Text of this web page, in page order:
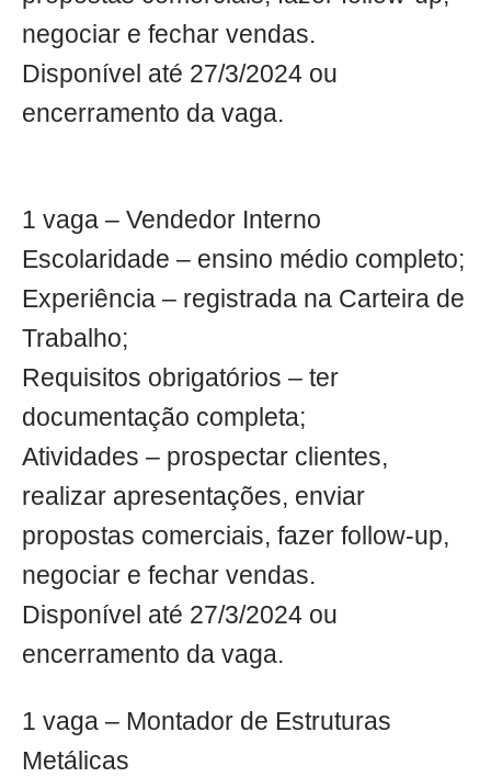
negociar e fechar vendas.
Disponível até 27/3/2024 ou
encerramento da vaga.
1 vaga – Vendedor Interno
Escolaridade – ensino médio completo;
Experiência – registrada na Carteira de
Trabalho;
Requisitos obrigatórios – ter
documentação completa;
Atividades – prospectar clientes,
realizar apresentações, enviar
propostas comerciais, fazer follow-up,
negociar e fechar vendas.
Disponível até 27/3/2024 ou
encerramento da vaga.
1 vaga – Montador de Estruturas
Metálicas